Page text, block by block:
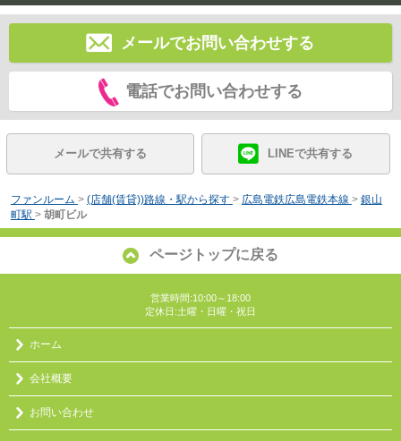
メールでお問い合わせする
電話でお問い合わせする
メールで共有する LINEで共有する
ファンルーム > (店舗(賃貸))路線・駅から探す > 広島電鉄広島電鉄本線 > 銀山
町駅 > 胡町ビル
ページトップに戻る
営業時間:10:00～18:00
定休日:土曜・日曜・祝日
ホーム
会社概要
お問い合わせ